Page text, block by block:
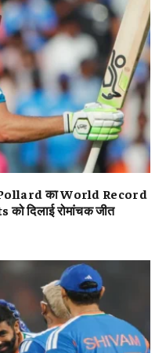
Pollard का World Record
दिलाई रोमांचक जीत